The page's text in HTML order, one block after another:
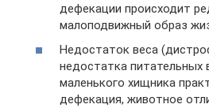
дефекации происходит
малоподвижный образ
Недостаток веса
недостатка питательных
маленького хищника
дефекация, животное